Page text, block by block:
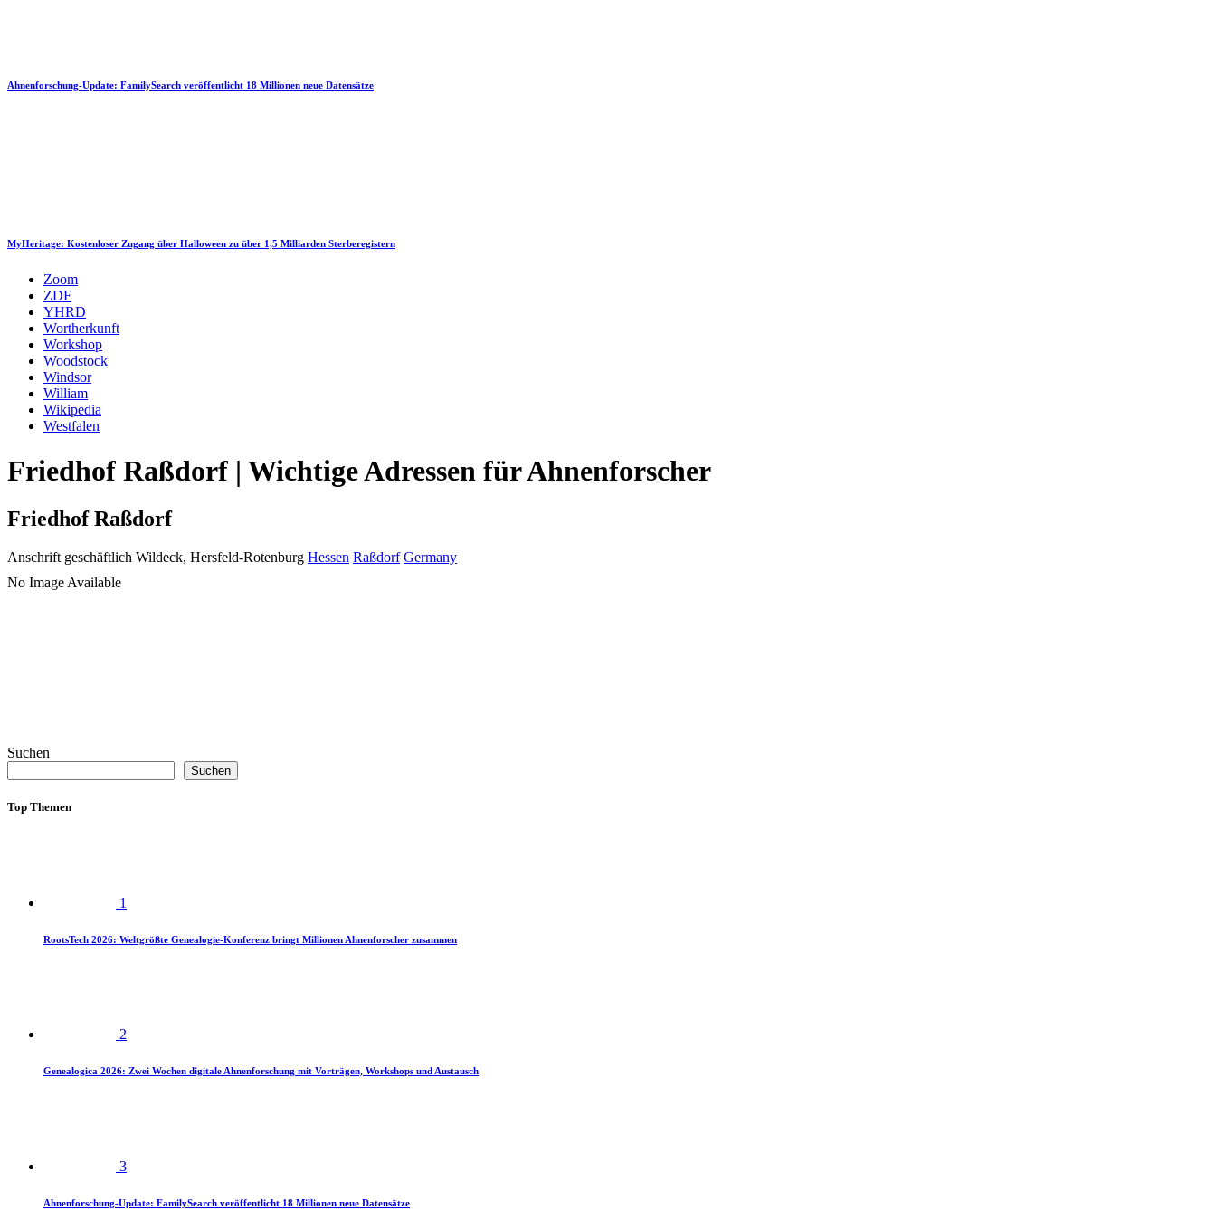
Ahnenforschung-Update: FamilySearch veröffentlicht 18 Millionen neue Datensätze
MyHeritage: Kostenloser Zugang über Halloween zu über 1,5 Milliarden Sterberegistern
Zoom
ZDF
YHRD
Wortherkunft
Workshop
Woodstock
Windsor
William
Wikipedia
Westfalen
Friedhof Raßdorf | Wichtige Adressen für Ahnenforscher
Friedhof Raßdorf
Anschrift geschäftlich Wildeck, Hersfeld-Rotenburg Hessen Raßdorf Germany
No Image Available
Suchen
Suchen
Top Themen
1
RootsTech 2026: Weltgrößte Genealogie-Konferenz bringt Millionen Ahnenforscher zusammen
2
Genealogica 2026: Zwei Wochen digitale Ahnenforschung mit Vorträgen, Workshops und Austausch
3
Ahnenforschung-Update: FamilySearch veröffentlicht 18 Millionen neue Datensätze